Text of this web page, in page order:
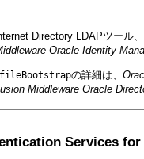
Directory LDAPツール
Oracle Identity
の詳細は、
Middleware Oracle
Services